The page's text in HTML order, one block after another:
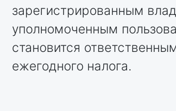
зарегистрированным
уполномоченным
становится
ежегодного налога.